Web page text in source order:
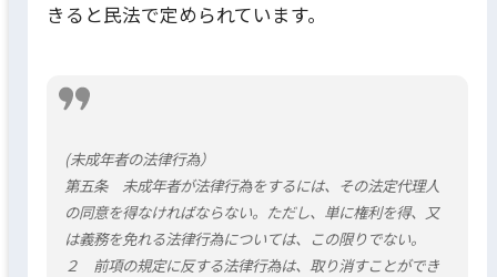
きると民法で定められています。
(未成年者の法律行為）
第五条 未成年者が法律行為をするには、その法定代理人
の同意を得なければならない。ただし、単に権利を得、又
は義務を免れる法律行為については、この限りでない。
２ 前項の規定に反する法律行為は、取り消すことができ